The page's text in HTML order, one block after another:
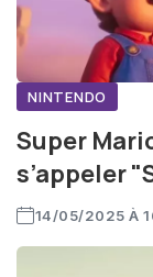
NINTENDO
Super
s’appeler
14/05/2025 À